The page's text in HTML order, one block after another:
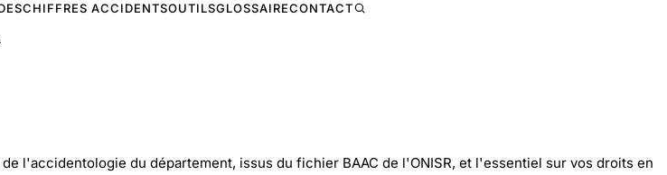
CHIFFRES ACCIDENTSOUTILSGLOSSAIRECONTACT
l'accidentologie du département, issus du fichier BAAC de l'ONISR, et l'essentiel sur vos droits en